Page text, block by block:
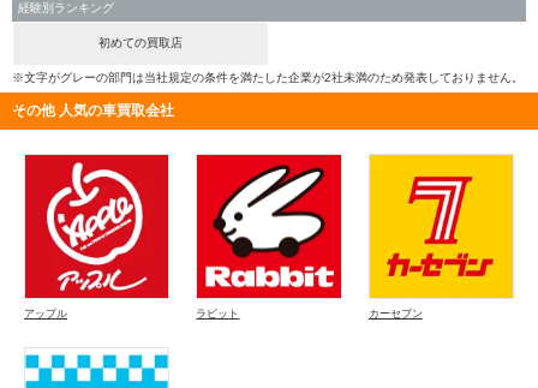
経験別ランキング
初めての買取店
※文字がグレーの部門は当社規定の条件を満たした企業が2社未満のため発表しておりません。
その他 人気の車買取会社
アップル ラビット カーセブン